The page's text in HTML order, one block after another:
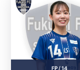
FP /14